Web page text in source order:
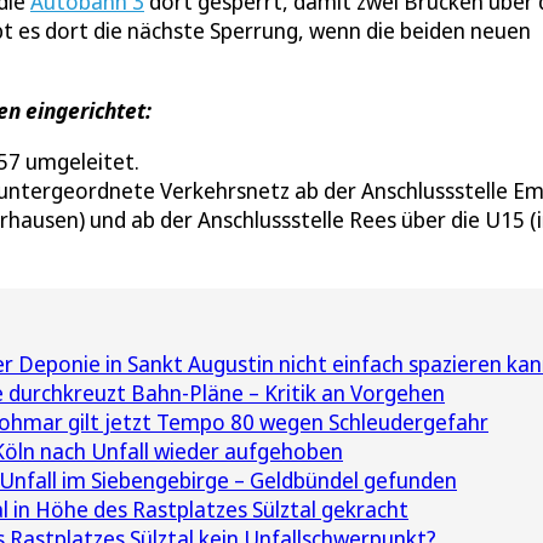
dort die nächste Sperrung, wenn die beiden neuen
eingerichtet:
umgeleitet.
Verkehrsnetz ab der Anschlussstelle
und ab der Anschlussstelle Rees über die U15
Deponie in Sankt Augustin nicht einfach spazieren
Bahn-Pläne – Kritik an Vorgehen
gilt jetzt Tempo 80 wegen Schleudergefahr
nach Unfall wieder aufgehoben
im Siebengebirge – Geldbündel gefunden
in Höhe des Rastplatzes Sülztal gekracht